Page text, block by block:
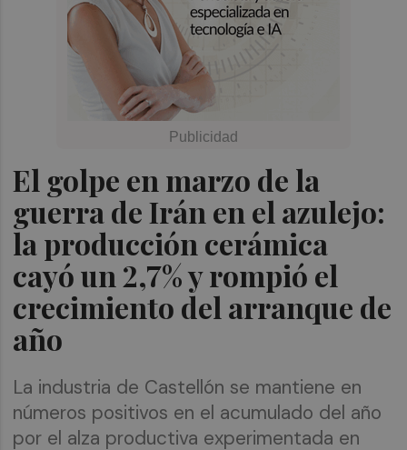
El golpe en marzo de la
guerra de Irán en el azulejo:
la producción cerámica
cayó un 2,7% y rompió el
crecimiento del arranque de
año
La industria de Castellón se mantiene en
números positivos en el acumulado del año
por el alza productiva experimentada en